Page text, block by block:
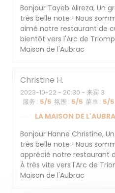
Bonjour Tayeb Alireza, Un
très belle note ! Nous
aimé notre restaurant de
bientôt vers l'Arc de
Maison de l'Aubrac
Christine H
2023-10-22 - 20:30 - 来宾 3
服务 : 5/5 氛围 : 5/5 菜单 : 5/5
LA MAISON DE
Bonjour Hanne Christine,
très belle note ! Nous
apprécié notre restaurant
À très vite vers l'Arc de
Maison de l'Aubrac